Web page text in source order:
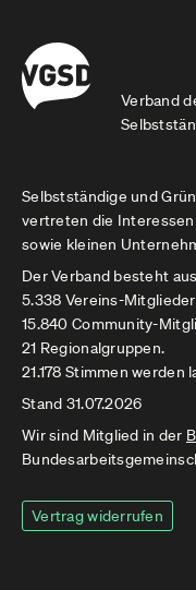
Verband
Selbstständige und
vertreten die
sowie kleinen
Der Verband besteht aus
5.338 Vereins-
15.840 Community-
21 Regionalgruppen.
21.178 Stimmen werden
Stand 31.07.2026
Wir sind Mitglied in der
Vertrag widerrufen